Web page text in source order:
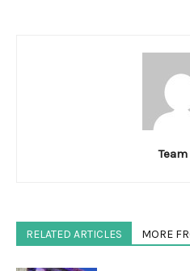
Team
RELATED ARTICLES MORE